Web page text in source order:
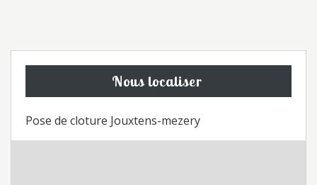
Nous localiser
Pose de cloture Jouxtens-mezery